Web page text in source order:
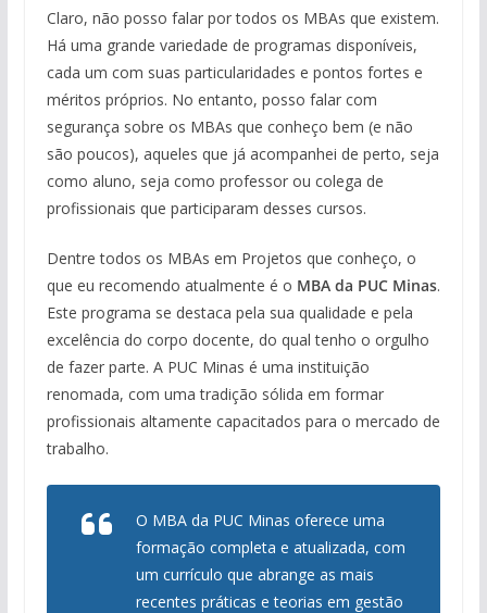
Claro, não posso falar por todos os MBAs que existem.
Há uma grande variedade de programas disponíveis,
cada um com suas particularidades e pontos fortes e
méritos próprios. No entanto, posso falar com
segurança sobre os MBAs que conheço bem (e não
são poucos), aqueles que já acompanhei de perto, seja
como aluno, seja como professor ou colega de
profissionais que participaram desses cursos.
Dentre todos os MBAs em Projetos que conheço, o
que eu recomendo atualmente é o MBA da PUC Minas.
Este programa se destaca pela sua qualidade e pela
excelência do corpo docente, do qual tenho o orgulho
de fazer parte. A PUC Minas é uma instituição
renomada, com uma tradição sólida em formar
profissionais altamente capacitados para o mercado de
trabalho.
O MBA da PUC Minas oferece uma
formação completa e atualizada, com
um currículo que abrange as mais
recentes práticas e teorias em gestão